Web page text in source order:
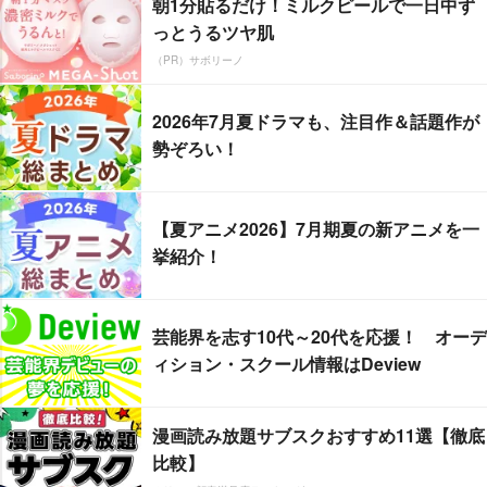
っとうるツヤ肌
（PR）サボリーノ
2026年7月夏ドラマも、注目作＆話題作が
勢ぞろい！
【夏アニメ2026】7月期夏の新アニメを一
挙紹介！
芸能界を志す10代～20代を応援！ オーデ
ィション・スクール情報はDeview
漫画読み放題サブスクおすすめ11選【徹底
比較】